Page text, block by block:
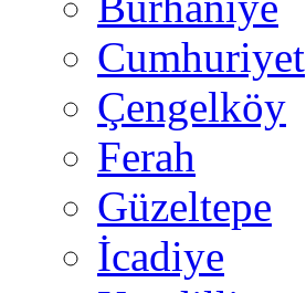
Cumhuriyet
Çengelköy
Ferah
Güzeltepe
İcadiye